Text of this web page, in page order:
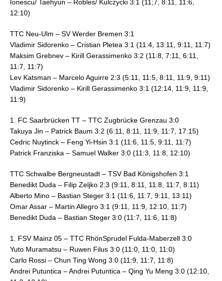
Ionescu/ Taehyun – Robles/ Kulczycki 3:1 (11;7, 8:11, 11:6,
12:10)
TTC Neu-Ulm – SV Werder Bremen 3:1
Vladimir Sidorenko – Cristian Pletea 3:1 (11:4, 13:11, 9:11, 11:7)
Maksim Grebnev – Kirill Gerassimenko 3:2 (11:8, 7:11, 6:11,
11:7, 11:7)
Lev Katsman – Marcelo Aguirre 2:3 (5:11, 11:5, 8:11, 11:9, 9:11)
Vladimir Sidorenko – Kirill Gerassimenko 3:1 (12:14, 11:9, 11:9,
11:9)
1. FC Saarbrücken TT – TTC Zugbrücke Grenzau 3:0
Takuya Jin – Patrick Baum 3:2 (6:11, 8:11, 11:9, 11:7, 17:15)
Cedric Nuytinck – Feng Yi-Hsin 3:1 (11:6, 11:5, 9:11, 11:7)
Patrick Franziska – Samuel Walker 3:0 (11:3, 11:8, 12:10)
TTC Schwalbe Bergneustadt – TSV Bad Königshofen 3:1
Benedikt Duda – Filip Zeljko 2:3 (9:11, 8:11, 11:8, 11:7, 8:11)
Alberto Mino – Bastian Steger 3:1 (11:6, 11:7, 9:11, 13:11)
Omar Assar – Martin Allegro 3:1 (9:11, 11:9, 12:10, 11:7)
Benedikt Duda – Bastian Steger 3:0 (11:7, 11:6, 11:8)
1. FSV Mainz 05 – TTC RhönSprudel Fulda-Maberzell 3:0
Yuto Muramatsu – Ruwen Filus 3:0 (11:0, 11:0, 11:0)
Carlo Rossi – Chun Ting Wong 3:0 (11:9, 11:7, 11:8)
Andrei Putuntica – Andrei Putuntica – Qing Yu Meng 3:0 (12:10,